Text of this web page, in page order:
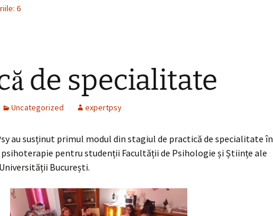
6
de specialitate
Uncategorized expertpsy
au susținut primul modul din stagiul de practică de specialitate în
pentru studenții Facultății de Psihologie și Științe ale
București.